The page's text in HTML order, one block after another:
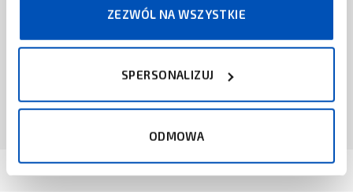
ZEZWÓL NA WSZYSTKIE
SPERSONALIZUJ
ODMOWA
Cisco Umbrella
ZAPYTAJ O CENĘ